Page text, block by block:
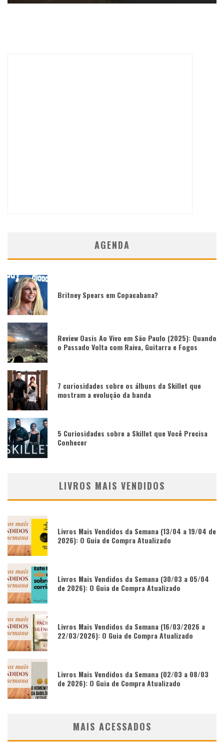
AGENDA
Britney Spears em Copacabana?
Review Oasis Ao Vivo em São Paulo (2025): Quando
o Passado Volta com Raiva, Guitarra e Fogos
7 curiosidades sobre os álbuns da Skillet que
mostram a evolução da banda
5 Curiosidades sobre a Skillet que Você Precisa
Conhecer
LIVROS MAIS VENDIDOS
Livros Mais Vendidos da Semana (13/04 a 19/04 de
2026): O Guia de Compra Atualizado
Livros Mais Vendidos da Semana (30/03 a 05/04
de 2026): O Guia de Compra Atualizado
Livros Mais Vendidos da Semana (16/03/2026 a
22/03/2026): O Guia de Compra Atualizado
Livros Mais Vendidos da Semana (02/03 a 08/03
de 2026): O Guia de Compra Atualizado
MAIS ACESSADOS